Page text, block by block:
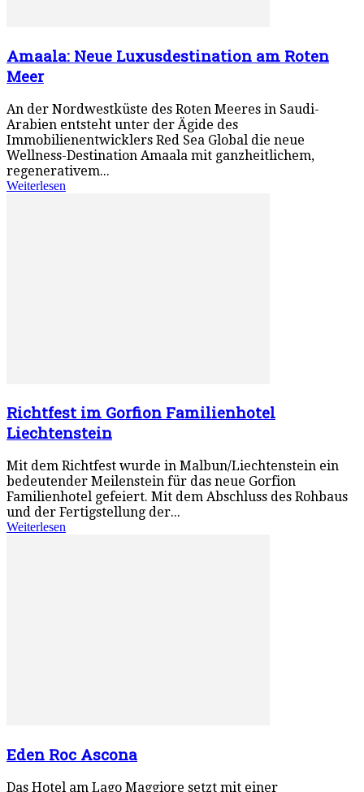
Amaala: Neue Luxusdestination am Roten
Meer
An der Nordwestküste des Roten Meeres in Saudi-
Arabien entsteht unter der Ägide des
Immobilienentwicklers Red Sea Global die neue
Wellness-Destination Amaala mit ganzheitlichem,
regenerativem...
Weiterlesen
Richtfest im Gorfion Familienhotel
Liechtenstein
Mit dem Richtfest wurde in Malbun/Liechtenstein ein
bedeutender Meilenstein für das neue Gorfion
Familienhotel gefeiert. Mit dem Abschluss des Rohbaus
und der Fertigstellung der...
Weiterlesen
Eden Roc Ascona
Das Hotel am Lago Maggiore setzt mit einer